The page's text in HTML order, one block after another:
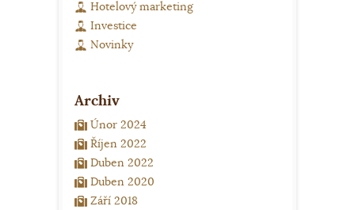
Hotelový marketing
Investice
Novinky
Archiv
Únor 2024
Říjen 2022
Duben 2022
Duben 2020
Září 2018